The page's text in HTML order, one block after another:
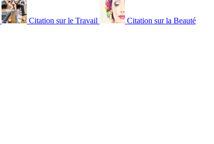
Citation sur le Travail Citation sur la Beauté